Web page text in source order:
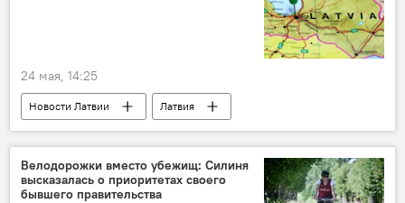
24 мая, 14:25
Новости Латвии
Латвия
экономика
Петерис Страутиньш
Велодорожки вместо убежищ: Силиня
высказалась о приоритетах своего
бывшего правительства